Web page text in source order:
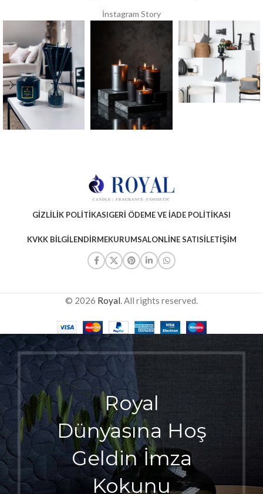
İnstagram Story
GIZLILIK POLITIKASIGERI ÖDEME VE İADE POLITIKASI
KVKK BILGILENDIRMEKURUMSALONLINE SATISİLETIŞIM
© 2026 Royal. All rights reserved.
Royal
Dünyasına Hoş
Geldin İmza
Kokunu